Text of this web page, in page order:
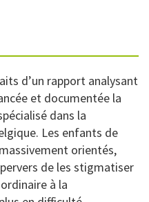
d’un rapport analysant
et documentée la
dans la
Les enfants de
orientés,
de les stigmatiser
à la